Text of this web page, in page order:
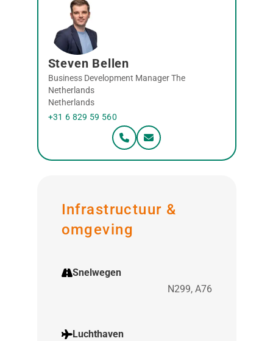
Steven Bellen
Business Development Manager The
Netherlands
Netherlands
+31 6 829 59 560
Infrastructuur &
omgeving
Snelwegen
N299, A76
Luchthaven